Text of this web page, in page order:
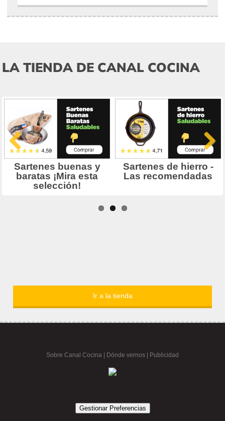
LA TIENDA DE CANAL COCINA
Ir a la tienda
Sobre Canal Cocina Dónde vernos | Publicidad
Gestionar Preferencias